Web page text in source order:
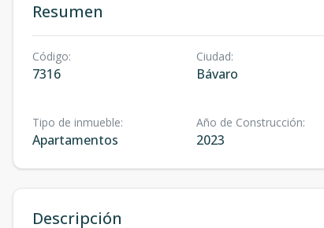
Resumen
Código:
7316
Ciudad:
Bávaro
Tipo de inmueble:
Apartamentos
Año de Construcción:
2023
Descripción